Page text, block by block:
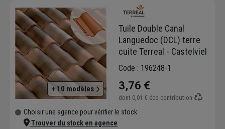
+ 10 modèles
Tuile Double Canal
Languedoc (DCL) terre
cuite Terreal - Castelviel
Code : 196248-1
3,76 €
dont 0,01 € éco-contribution
Choisir une agence pour vérifier le stock
Trouver du stock en agence